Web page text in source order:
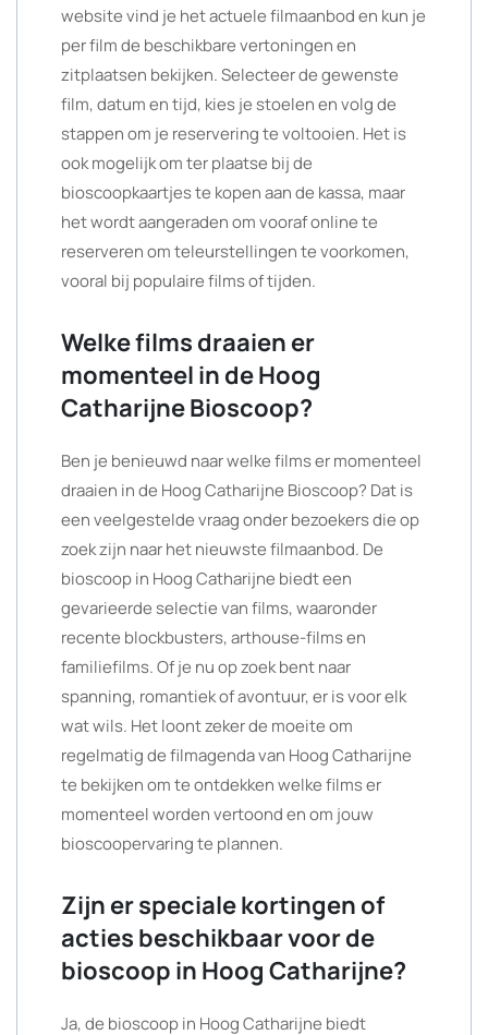
website vind je het actuele filmaanbod en kun je
per film de beschikbare vertoningen en
zitplaatsen bekijken. Selecteer de gewenste
film, datum en tijd, kies je stoelen en volg de
stappen om je reservering te voltooien. Het is
ook mogelijk om ter plaatse bij de
bioscoopkaartjes te kopen aan de kassa, maar
het wordt aangeraden om vooraf online te
reserveren om teleurstellingen te voorkomen,
vooral bij populaire films of tijden.
Welke films draaien er
momenteel in de Hoog
Catharijne Bioscoop?
Ben je benieuwd naar welke films er momenteel
draaien in de Hoog Catharijne Bioscoop? Dat is
een veelgestelde vraag onder bezoekers die op
zoek zijn naar het nieuwste filmaanbod. De
bioscoop in Hoog Catharijne biedt een
gevarieerde selectie van films, waaronder
recente blockbusters, arthouse-films en
familiefilms. Of je nu op zoek bent naar
spanning, romantiek of avontuur, er is voor elk
wat wils. Het loont zeker de moeite om
regelmatig de filmagenda van Hoog Catharijne
te bekijken om te ontdekken welke films er
momenteel worden vertoond en om jouw
bioscoopervaring te plannen.
Zijn er speciale kortingen of
acties beschikbaar voor de
bioscoop in Hoog Catharijne?
Ja, de bioscoop in Hoog Catharijne biedt